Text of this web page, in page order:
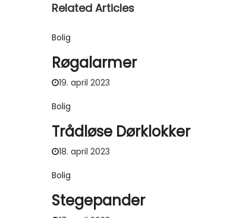
Related Articles
Bolig
Røgalarmer
19. april 2023
Bolig
Trådløse Dørklokker
18. april 2023
Bolig
Stegepander